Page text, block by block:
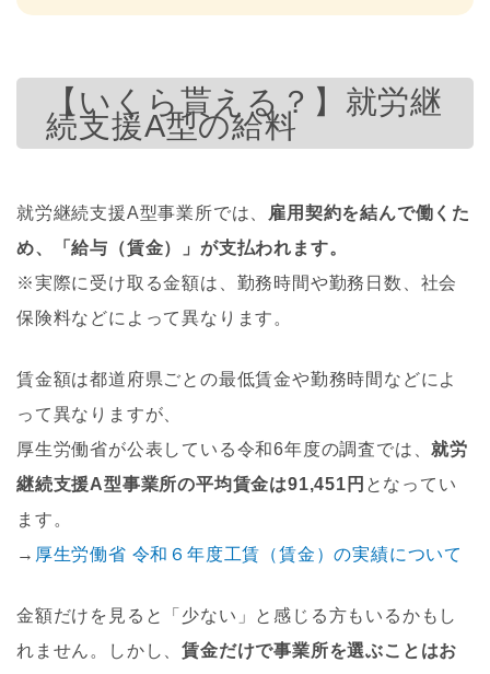
【いくら貰える？】就労継
続支援A型の給料
就労継続支援A型事業所では、
雇用契約を結んで働くた
め、「給与（賃金）」が支払われます。
※実際に受け取る金額は、勤務時間や勤務日数、社会
保険料などによって異なります。
賃金額は都道府県ごとの最低賃金や勤務時間などによ
って異なりますが、
厚生労働省が公表している令和6年度の調査では、就労
継続支援A型事業所の平均賃金は91,451円 となってい
ます。
→ 厚生労働省 令和６年度工賃（賃金）の実績について
金額だけを見ると「少ない」と感じる方もいるかもし
れません。しかし、賃金だけで事業所を選ぶことはお